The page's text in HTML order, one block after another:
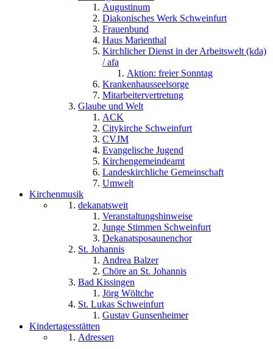
Augustinum
Diakonisches Werk Schweinfurt
Frauenbund
Haus Marienthal
Kirchlicher Dienst in der Arbeitswelt (kda)
/ afa
Aktion: freier Sonntag
Krankenhausseelsorge
Mitarbeitervertretung
Glaube und Welt
ACK
Citykirche Schweinfurt
CVJM
Evangelische Jugend
Kirchengemeindeamt
Landeskirchliche Gemeinschaft
Umwelt
Kirchenmusik
dekanatsweit
Veranstaltungshinweise
Junge Stimmen Schweinfurt
Dekanatsposaunenchor
St. Johannis
Andrea Balzer
Chöre an St. Johannis
Bad Kissingen
Jörg Wöltche
St. Lukas Schweinfurt
Gustav Gunsenheimer
Kindertagesstätten
Adressen